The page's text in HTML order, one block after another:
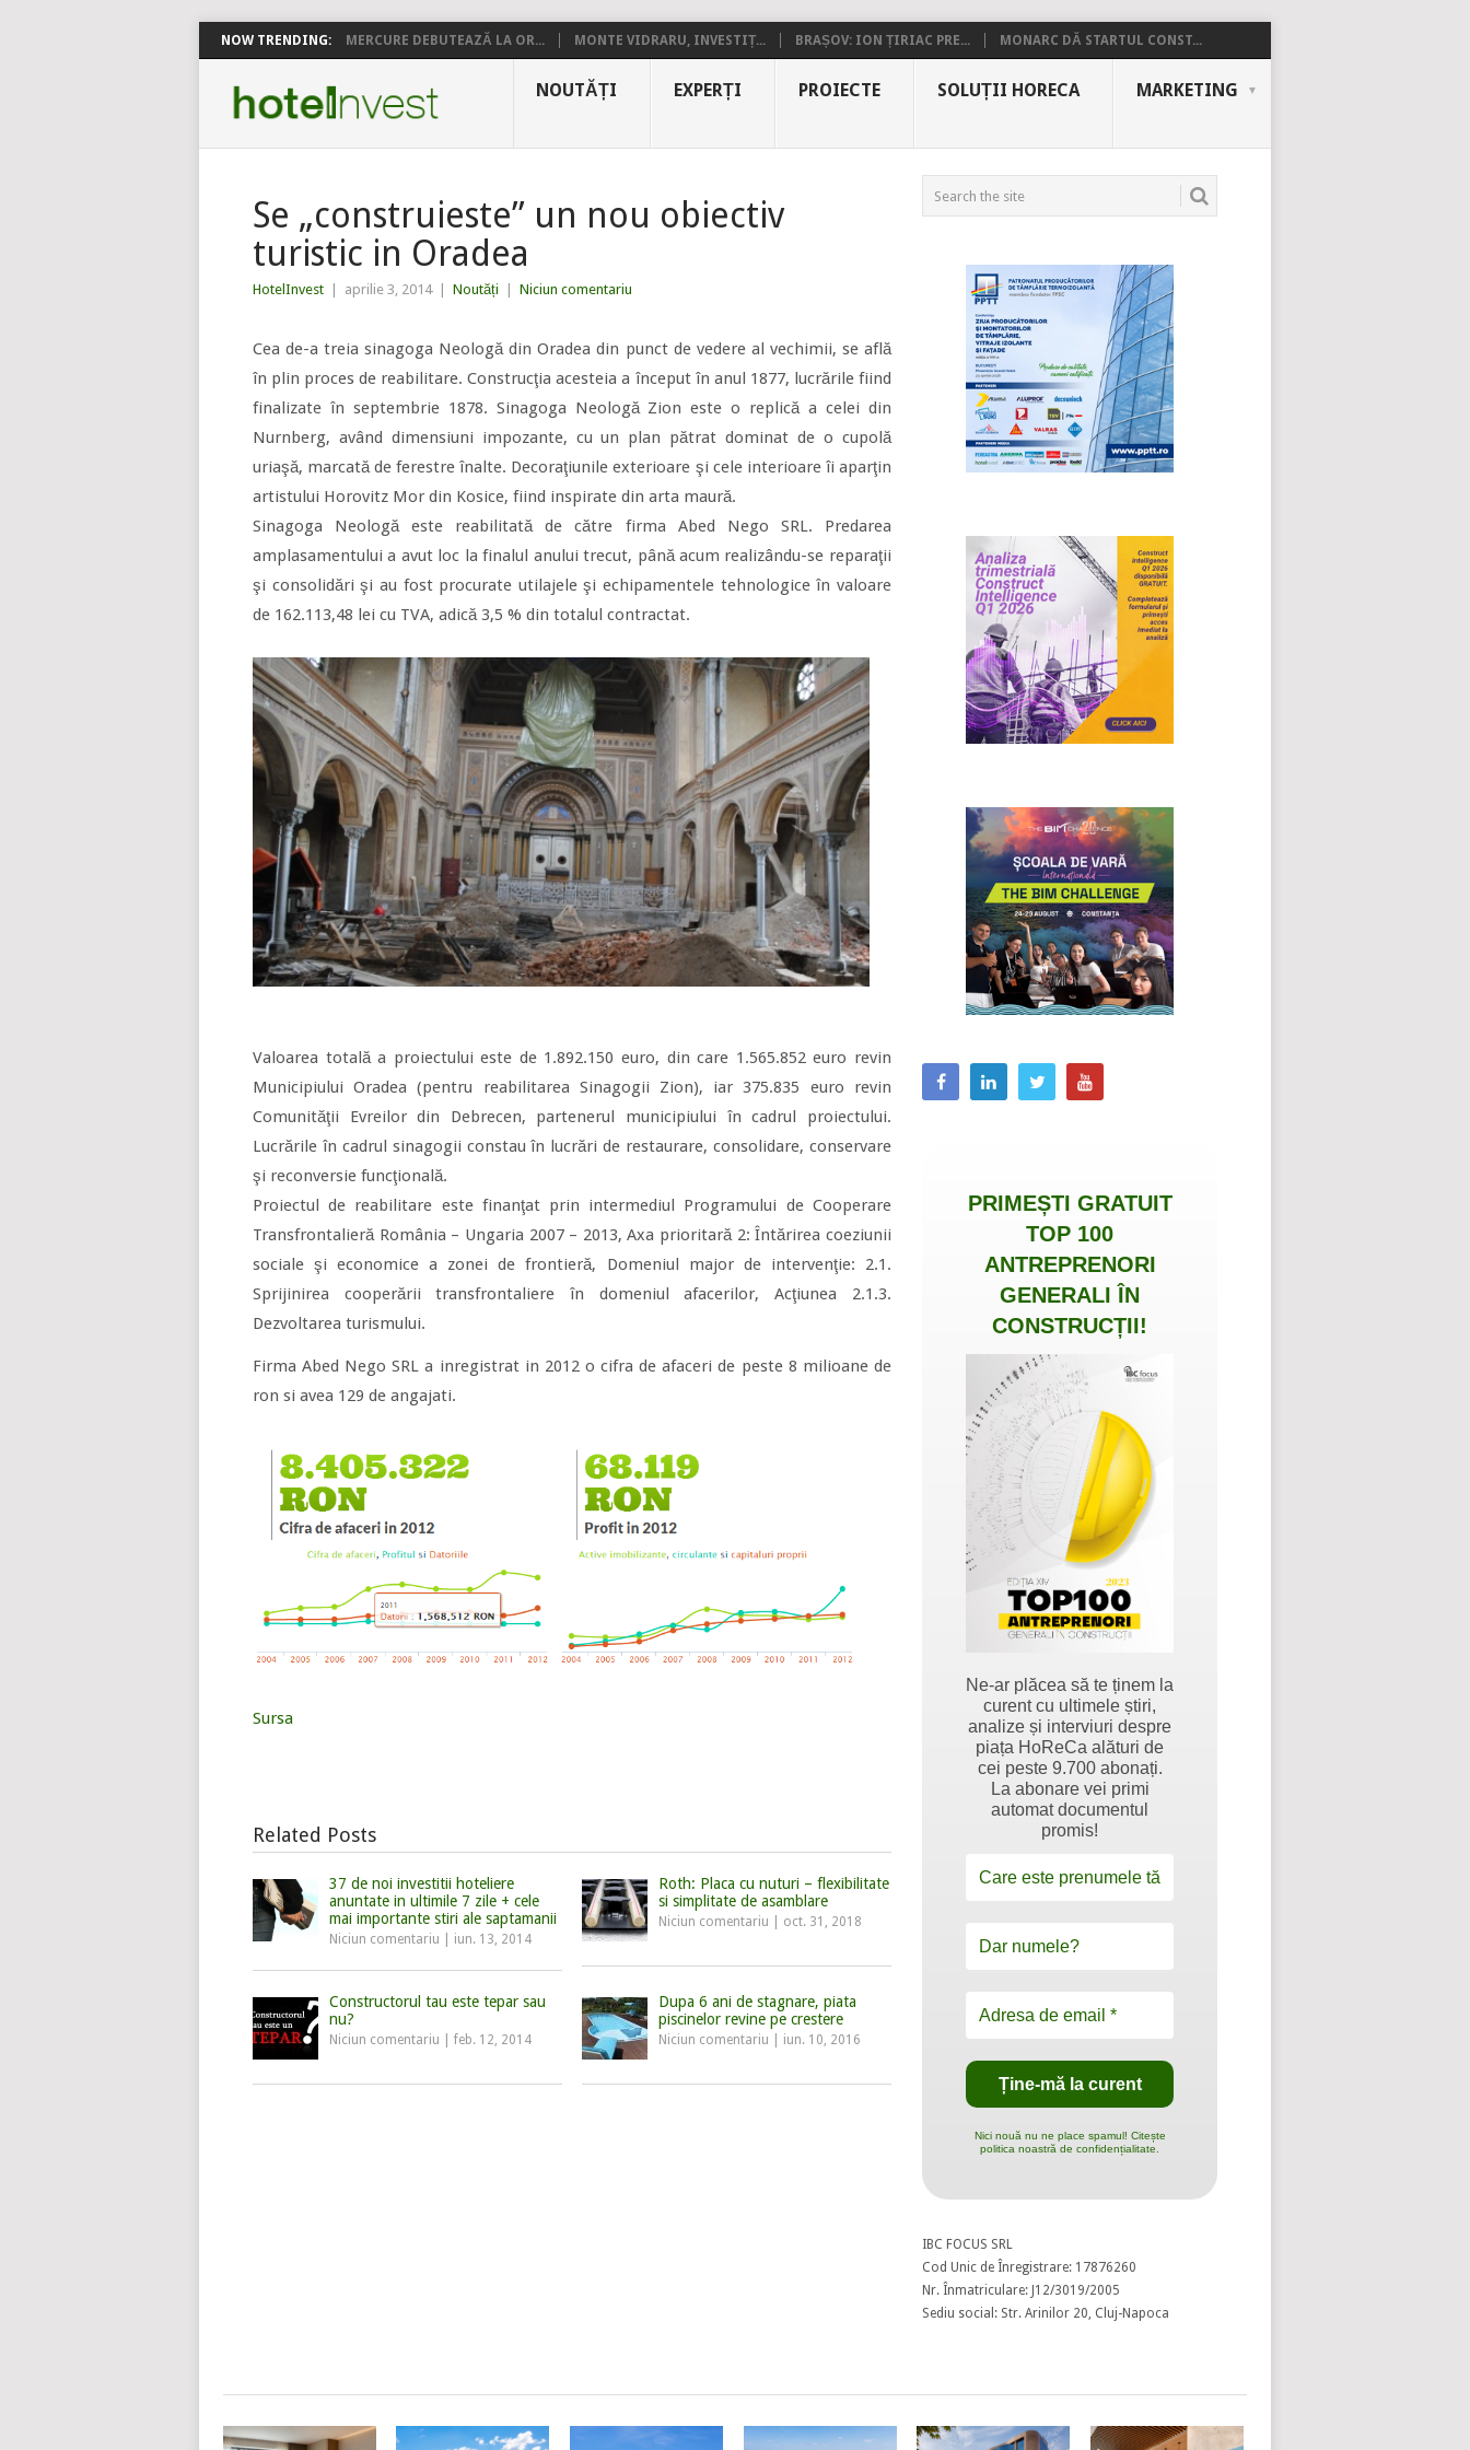
NOW TRENDING: MERCURE DEBUTEAZĂ LA OR... MONTE VIDRARU, INVESTIȚ... BRAȘOV: ION ȚIRIAC PRE... MONARC DĂ STARTUL CONST...
NOUTĂȚI EXPERȚI PROIECTE SOLUȚII HORECA MARKETING
Se „construieste” un nou obiectiv
turistic in Oradea
HotelInvest aprilie 3, 2014 Noutăți Niciun comentariu
Cea de-a treia sinagoga Neologă din Oradea din punct de vedere al vechimii, se află
în plin proces de reabilitare. Construcţia acesteia a început în anul 1877, lucrările fiind
finalizate în septembrie 1878. Sinagoga Neologă Zion este o replică a celei din
Nurnberg, având dimensiuni impozante, cu un plan pătrat dominat de o cupolă
uriaşă, marcată de ferestre înalte. Decoraţiunile exterioare şi cele interioare îi aparţin
artistului Horovitz Mor din Kosice, fiind inspirate din arta maură.
Sinagoga Neologă este reabilitată de către firma Abed Nego SRL. Predarea
amplasamentului a avut loc la finalul anului trecut, până acum realizându-se reparaţii
şi consolidări şi au fost procurate utilajele şi echipamentele tehnologice în valoare
de 162.113,48 lei cu TVA, adică 3,5 % din totalul contractat.
Valoarea totală a proiectului este de 1.892.150 euro, din care 1.565.852 euro revin
Municipiului Oradea (pentru reabilitarea Sinagogii Zion), iar 375.835 euro revin
Comunităţii Evreilor din Debrecen, partenerul municipiului în cadrul proiectului.
Lucrările în cadrul sinagogii constau în lucrări de restaurare, consolidare, conservare
şi reconversie funcţională.
Proiectul de reabilitare este finanţat prin intermediul Programului de Cooperare
Transfrontalieră România – Ungaria 2007 – 2013, Axa prioritară 2: Întărirea coeziunii
sociale şi economice a zonei de frontieră, Domeniul major de intervenţie: 2.1.
Sprijinirea cooperării transfrontaliere în domeniul afacerilor, Acţiunea 2.1.3.
Dezvoltarea turismului.
Firma Abed Nego SRL a inregistrat in 2012 o cifra de afaceri de peste 8 milioane de
ron si avea 129 de angajati.
Sursa
Related Posts
37 de noi investitii hoteliere
anuntate in ultimile 7 zile + cele
mai importante stiri ale saptamanii
Niciun comentariu iun. 13, 2014
Roth: Placa cu nuturi – flexibilitate
si simplitate de asamblare
Niciun comentariu oct. 31, 2018
Constructorul tau este tepar sau
nu?
Niciun comentariu feb. 12, 2014
Dupa 6 ani de stagnare, piata
piscinelor revine pe crestere
Niciun comentariu iun. 10, 2016
PRIMEȘTI GRATUIT
TOP 100
ANTREPRENORI
GENERALI ÎN
CONSTRUCȚII!
Ne-ar plăcea să te ținem la
curent cu ultimele știri,
analize și interviuri despre
piața HoReCa alături de
cei peste 9.700 abonați.
La abonare vei primi
automat documentul
promis!
Nici nouă nu ne place spamul! Citește
politica noastră de confidențialitate.
IBC FOCUS SRL
Cod Unic de Înregistrare: 17876260
Nr. Înmatriculare: J12/3019/2005
Sediu social: Str. Arinilor 20, Cluj-Napoca